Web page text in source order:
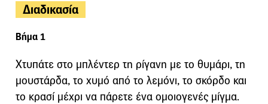
Διαδικασία
Βήμα 1
Χτυπάτε στο μπλέντερ τη ρίγανη με το θυμάρι, τη
μουστάρδα, το χυμό από το λεμόνι, το σκόρδο και
το κρασί μέχρι να πάρετε ένα ομοιογενές μίγμα.